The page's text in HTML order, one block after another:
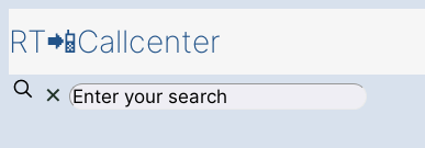
RT📲Callcenter
✕